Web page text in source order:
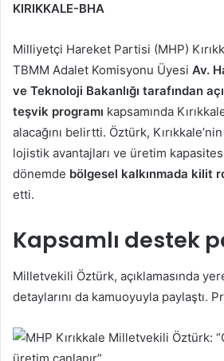
KIRIKKALE-BHA
Milliyetçi Hareket Partisi (MHP)
TBMM Adalet Komisyonu Üyesi Av.
ve Teknoloji Bakanlığı tarafından
teşvik programı kapsamında
alacağını belirtti. Öztürk,
lojistik avantajları ve üretim
dönemde bölgesel kalkınmada kilit
etti.
Kapsamlı destek
Milletvekili Öztürk, açıklamasında
detaylarını da kamuoyuyla paylaştı.